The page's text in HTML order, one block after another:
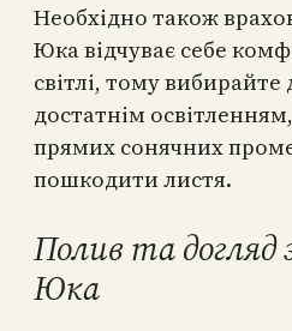
Необхідно також
Юка відчуває себе
світлі, тому вибирайте
достатнім
прямих сонячних
пошкодити листя.
Полив та догляд
Юка